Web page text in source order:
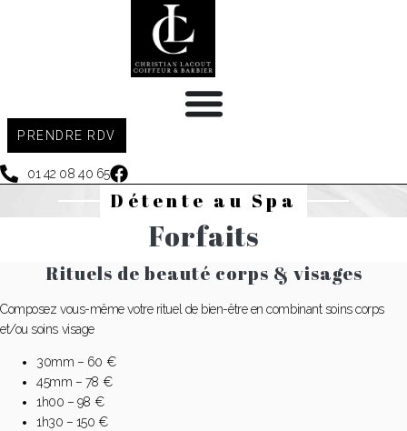
PRENDRE RDV
01 42 08 40 65
Détente au Spa
Forfaits
Rituels de beauté corps & visages
Composez vous-même votre rituel de bien-être en combinant soins corps
et/ou soins visage
30mm – 60 €
45mm – 78 €
1h00 – 98 €
1h30 – 150 €